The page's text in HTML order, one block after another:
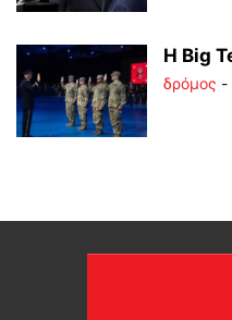
Η Big
δρόμος -